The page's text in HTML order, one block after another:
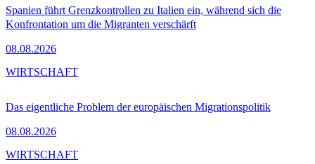
Spanien führt Grenzkontrollen zu Italien ein, während sich die
Konfrontation um die Migranten verschärft
08.08.2026
Das eigentliche Problem der europäischen Migrationspolitik
08.08.2026
WIRTSCHAFT
WIRTSCHAFT